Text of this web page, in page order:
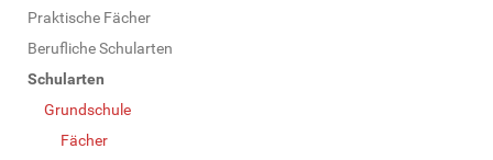
Praktische Fächer
Berufliche Schularten
Schularten
Grundschule
Fächer